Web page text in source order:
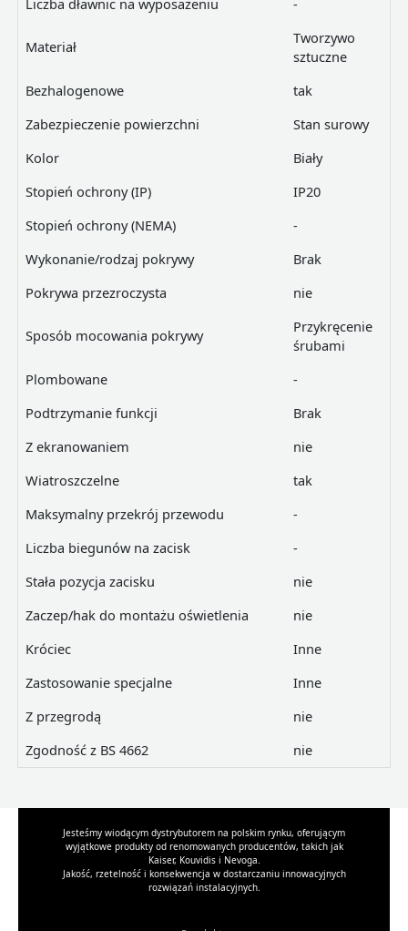
Liczba dławnic na wyposażeniu
-
Materiał
Tworzywo
sztuczne
Bezhalogenowe
tak
Zabezpieczenie powierzchni
Stan surowy
Kolor
Biały
Stopień ochrony (IP)
IP20
Stopień ochrony (NEMA)
-
Wykonanie/rodzaj pokrywy
Brak
Pokrywa przezroczysta
nie
Sposób mocowania pokrywy
Przykręcenie
śrubami
Plombowane
-
Podtrzymanie funkcji
Brak
Z ekranowaniem
nie
Wiatroszczelne
tak
Maksymalny przekrój przewodu
-
Liczba biegunów na zacisk
-
Stała pozycja zacisku
nie
Zaczep/hak do montażu oświetlenia
nie
Króciec
Inne
Zastosowanie specjalne
Inne
Z przegrodą
nie
Zgodność z BS 4662
nie
Jesteśmy wiodącym dystrybutorem na polskim rynku, oferującym
wyjątkowe produkty od renomowanych producentów, takich jak
Kaiser, Kouvidis i Nevoga.
Jakość, rzetelność i konsekwencja w dostarczaniu innowacyjnych
rozwiązań instalacyjnych.